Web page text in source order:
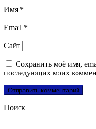
Имя *
Email *
Сайт
Сохранить моё имя,
последующих моих
Поиск